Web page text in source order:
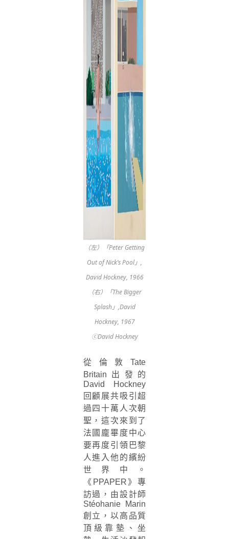
（左）「Peter Getting
Out of Nick’s Pool」,
David Hockney, 1966
（右）「The Bigger
Splash」,David
Hockney, 1967
ⓒDavid Hockney
從倫敦Tate
Britain出發的
David Hockney
回顧展共吸引超
過四十萬人次朝
聖，這次來到了
法國龐畢度中心
要再度引領巴黎
人進入他的繽紛
世界中。
《PPAPER》專
訪過，由設計師
Stéohanie Marin
創立，以高品質
頂級靠墊、坐